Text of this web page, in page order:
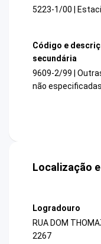
5223-1/00 |
Código e
secundária
9609-2/99 |
não
Localização
Logradouro
RUA DOM
2267